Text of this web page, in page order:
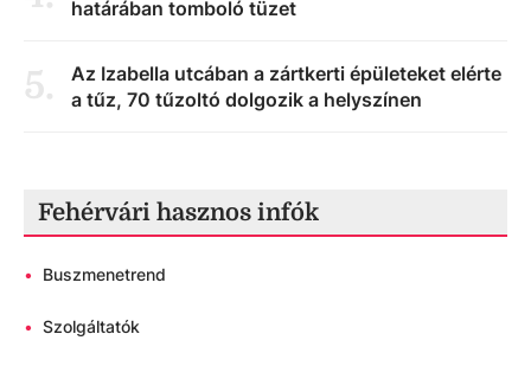
határában tomboló tüzet
5.
Az Izabella utcában a zártkerti épületeket elérte
a tűz, 70 tűzoltó dolgozik a helyszínen
Fehérvári hasznos infók
• Buszmenetrend
• Szolgáltatók